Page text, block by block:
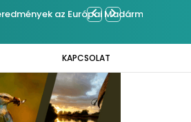
Madármegfigyelő
Ferenc
KAPCSOLAT